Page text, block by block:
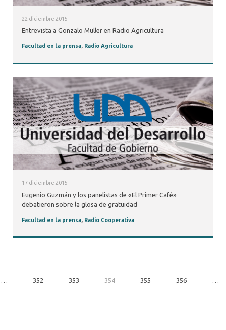
22 diciembre 2015
Entrevista a Gonzalo Müller en Radio Agricultura
Facultad en la prensa, Radio Agricultura
17 diciembre 2015
Eugenio Guzmán y los panelistas de «El Primer Café»
debatieron sobre la glosa de gratuidad
Facultad en la prensa, Radio Cooperativa
… 352 353 354 355 356 …